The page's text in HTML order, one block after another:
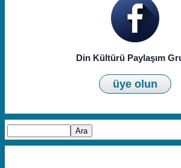
Din Kültürü Paylaşım
üye olun